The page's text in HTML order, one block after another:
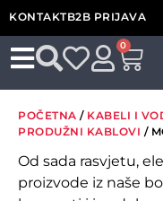
KONTAKTB2B PRIJAVA
0
POČETNA / KABELI I
PRODUŽNI KABLOVI /
Od sada rasvjetu,
proizvode iz naše